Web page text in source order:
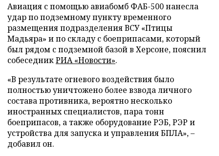
Авиация с помощью авиабомб ФАБ-500 нанесла
удар по подземному пункту временного
размещения подразделения ВСУ «Птицы
Мадьяра» и по складу с боеприпасами, который
был рядом с подземной базой в Херсоне, пояснил
собеседникРИА «Новости».
«В результате огневого воздействия было
полностью уничтожено более взвода личного
состава противника, вероятно несколько
иностранных специалистов, пара тонн
боеприпасов, а также оборудование РЭБ, РЭР и
устройства для запуска и управления БПЛА», –
добавил он.